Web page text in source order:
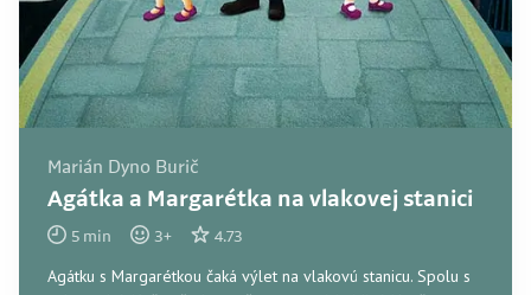
Marián Dyno Burič
Agátka a Margarétka na vlakovej stanici
5 min 3+ 4.73
Agátku s Margarétkou čaká výlet na vlakovú stanicu. Spolu s